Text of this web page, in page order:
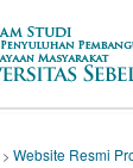
> Website Resmi